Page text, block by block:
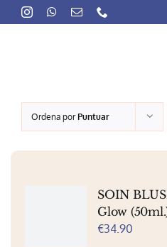
to
La marca
Lait-Crème
Productos
Ordena porPuntuar
SOIN
Glow
€34.90